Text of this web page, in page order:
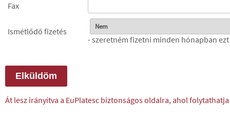
Fax
Ismétlődő fizetés
- szeretném fizetni minden hónapban
Át lesz irányítva a EuPlatesc biztonságos oldalra, ahol